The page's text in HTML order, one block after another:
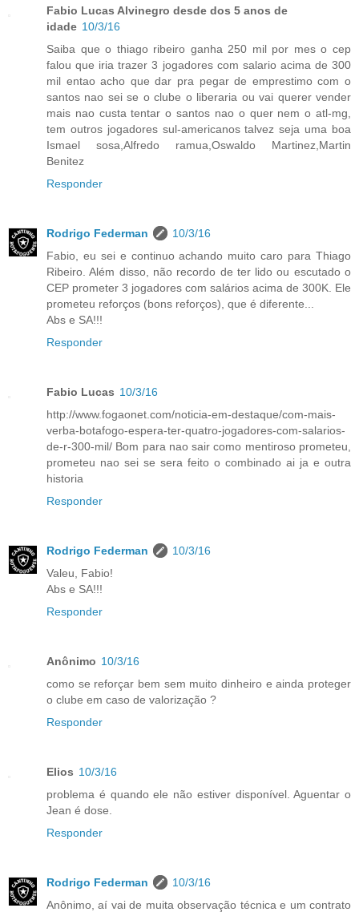
Fabio Lucas Alvinegro desde dos 5 anos de
idade 10/3/16
Saiba que o thiago ribeiro ganha 250 mil por mes o cep
falou que iria trazer 3 jogadores com salario acima de 300
mil entao acho que dar pra pegar de emprestimo com o
santos nao sei se o clube o liberaria ou vai querer vender
mais nao custa tentar o santos nao o quer nem o atl-mg,
tem outros jogadores sul-americanos talvez seja uma boa
Ismael sosa,Alfredo ramua,Oswaldo Martinez,Martin
Benitez
Responder
Rodrigo Federman
10/3/16
Fabio, eu sei e continuo achando muito caro para Thiago
Ribeiro. Além disso, não recordo de ter lido ou escutado o
CEP prometer 3 jogadores com salários acima de 300K. Ele
prometeu reforços (bons reforços), que é diferente...
Abs e SA!!!
Responder
Fabio Lucas 10/3/16
http://www.fogaonet.com/noticia-em-destaque/com-mais-
verba-botafogo-espera-ter-quatro-jogadores-com-salarios-
de-r-300-mil/ Bom para nao sair como mentiroso prometeu,
prometeu nao sei se sera feito o combinado ai ja e outra
historia
Responder
Rodrigo Federman
10/3/16
Valeu, Fabio!
Abs e SA!!!
Responder
Anônimo 10/3/16
como se reforçar bem sem muito dinheiro e ainda proteger
o clube em caso de valorização ?
Responder
Elios 10/3/16
problema é quando ele não estiver disponível. Aguentar o
Jean é dose.
Responder
Rodrigo Federman
10/3/16
Anônimo, aí vai de muita observação técnica e um contrato